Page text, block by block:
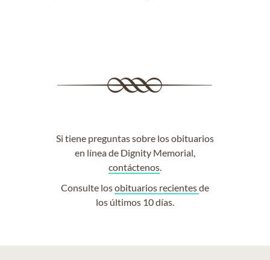
Si tiene preguntas sobre los obituarios
en línea de Dignity Memorial,
contáctenos.
Consulte losobituarios recientesde
los últimos 10 días.